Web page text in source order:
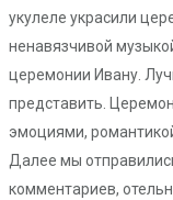
укулеле украсили
ненавязчивой
церемонии Ивану.
представить.
эмоциями,
Далее мы
комментариев,